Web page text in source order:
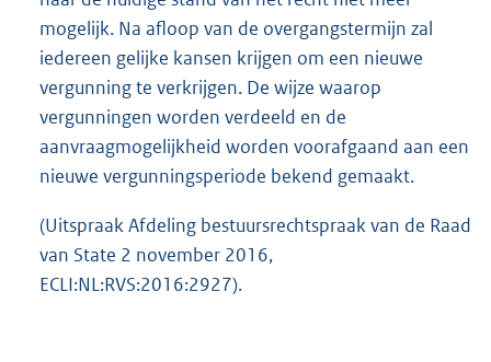
mogelijk. Na afloop van de overgangstermijn zal
iedereen gelijke kansen krijgen om een nieuwe
vergunning te verkrijgen. De wijze waarop
vergunningen worden verdeeld en de
aanvraagmogelijkheid worden voorafgaand aan een
nieuwe vergunningsperiode bekend gemaakt.
(Uitspraak Afdeling bestuursrechtspraak van de Raad
van State 2 november 2016,
ECLI:NL:RVS:2016:2927).